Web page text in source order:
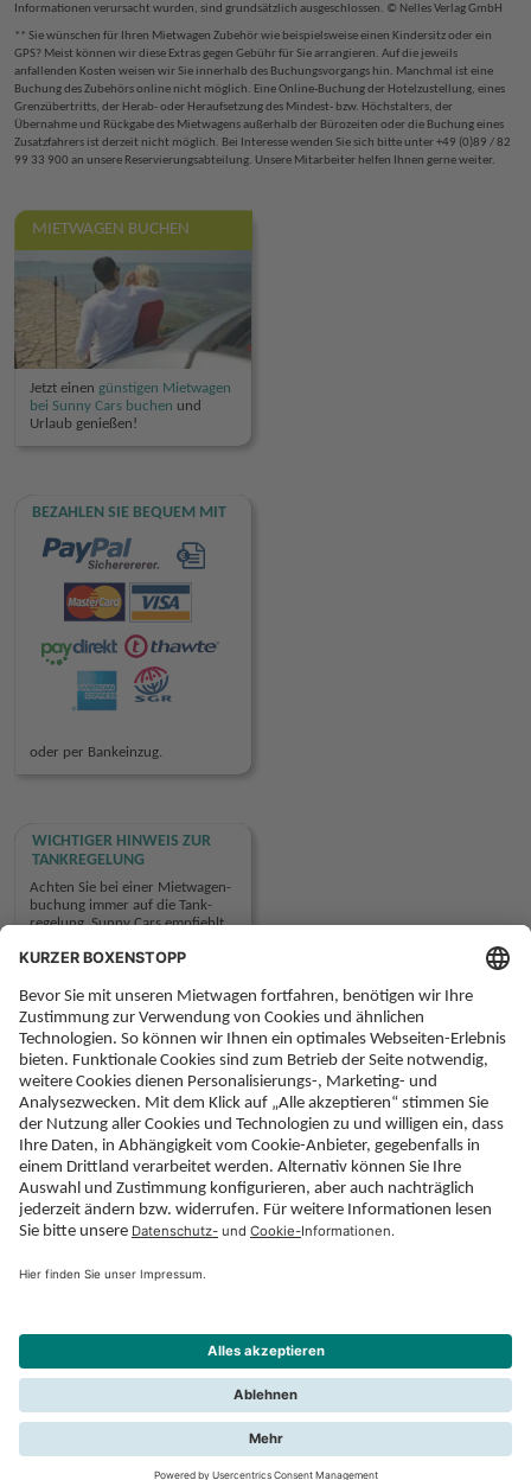
Informationen verursacht wurden, sind grundsätzlich ausgeschlossen. © Nelles Verlag GmbH
** Sie wünschen für Ihren Mietwagen Zubehör wie beispielsweise einen Kindersitz oder ein
GPS? Meist können wir diese Extras gegen Gebühr für Sie arrangieren. Auf die jeweils
anfallenden Kosten weisen wir Sie innerhalb des Buchungsvorgangs hin. Manchmal ist eine
Buchung des Zubehörs online nicht möglich. Eine Online-Buchung der Hotelzustellung, eines
Grenzübertritts, der Herab- oder Heraufsetzung des Mindest- bzw. Höchstalters, der
Übernahme und Rückgabe des Mietwagens außerhalb der Bürozeiten oder die Buchung eines
Zusatzfahrers ist derzeit nicht möglich. Bei Interesse wenden Sie sich bitte unter +49 (0)89 / 82
99 33 900 an unsere Reservierungsabteilung. Unsere Mitarbeiter helfen Ihnen gerne weiter.
MIETWAGEN BUCHEN
Jetzt einen günstigen Mietwagen
bei Sunny Cars buchen und
Urlaub genießen!
BEZAHLEN SIE BEQUEM MIT
oder per Bankeinzug.
WICHTIGER HINWEIS ZUR
TANKREGELUNG
Achten Sie bei einer Miet­wagen­
buchung immer auf die Tank­
regelung. Sunny Cars empfiehlt
Tank­regelung Rückgabe wie
das: Voll/voll).
mehr Information
KONTAKT
Telefon: 089 / 82 99 33 900
Impressum Sicherheit & Datenschutz